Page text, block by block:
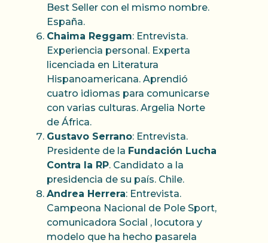
Best Seller con el mismo nombre.
España.
Chaima Reggam: Entrevista.
Experiencia personal. Experta
licenciada en Literatura
Hispanoamericana. Aprendió
cuatro idiomas para comunicarse
con varias culturas. Argelia Norte
de África.
Gustavo Serrano: Entrevista.
Presidente de la Fundación Lucha
Contra la RP. Candidato a la
presidencia de su país. Chile.
Andrea Herrera: Entrevista.
Campeona Nacional de Pole Sport,
comunicadora Social , locutora y
modelo que ha hecho pasarela